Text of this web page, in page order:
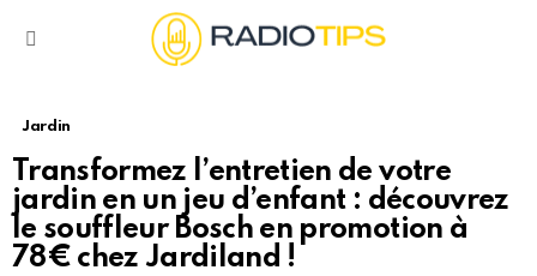
Jardin
Transformez l’entretien de votre
jardin en un jeu d’enfant : découvrez
le souffleur Bosch en promotion à
78€ chez Jardiland !